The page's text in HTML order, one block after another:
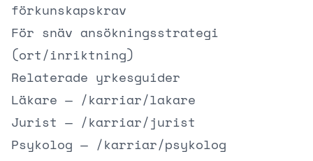
förkunskapskrav
För snäv ansökningsstrategi
(ort/inriktning)
Relaterade yrkesguider
Läkare — /karriar/lakare
Jurist — /karriar/jurist
Psykolog — /karriar/psykolog